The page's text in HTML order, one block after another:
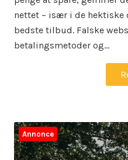
nettet – især i de hektiske
bedste tilbud. Falske
betalingsmetoder og…
Annonce